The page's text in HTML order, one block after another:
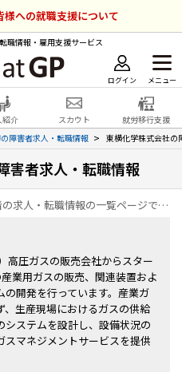
様への就職支援について
職情報・雇用支援サービス
ログイン メニュー
紹介 スカウト
就労移行支援
障害者求人・転職情報 東横化学株式会社の
害者求人・転職情報
東横化学株式会社が採用中の障害者の求人・転職情報の一覧ページです。
高圧ガスの販売会社からスター
業用ガスの販売、関連装置およ
の開発を行っています。産業ガ
、生産現場におけるガスの供給
システムを設計し、設備状況の
スマネジメントサービスを提供
ットジーピー
ンナップ
援サービス
ービス
会員登録 無料